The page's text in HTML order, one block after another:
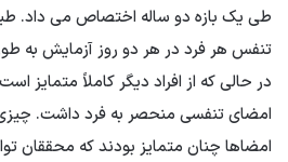
طی یک بازه دو ساله اختصاص می داد.
تنفس هر فرد در هر دو روز آزمایش به
در حالی که از افراد دیگر کاملاً
امضای تنفسی منحصر به فرد داشت.
امضاها چنان متمایز بودند که محققان